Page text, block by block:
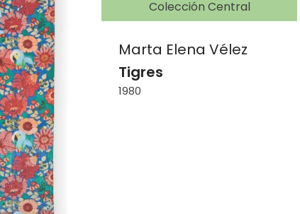
Colección Central
Marta Elena Vélez
Tigres
1980